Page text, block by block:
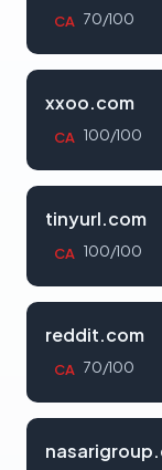
CA 70/100
xxoo.com
CA 100/100
tinyurl.com
CA 100/100
reddit.com
CA 70/100